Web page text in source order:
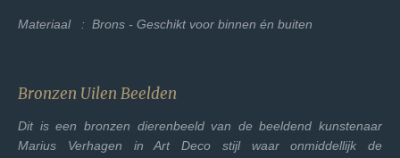
Materiaal : Brons - Geschikt voor binnen én buiten
Bronzen Uilen Beelden
Dit is een bronzen dierenbeeld van de beeldend kunstenaar
Marius Verhagen in Art Deco stijl waar onmiddellijk de